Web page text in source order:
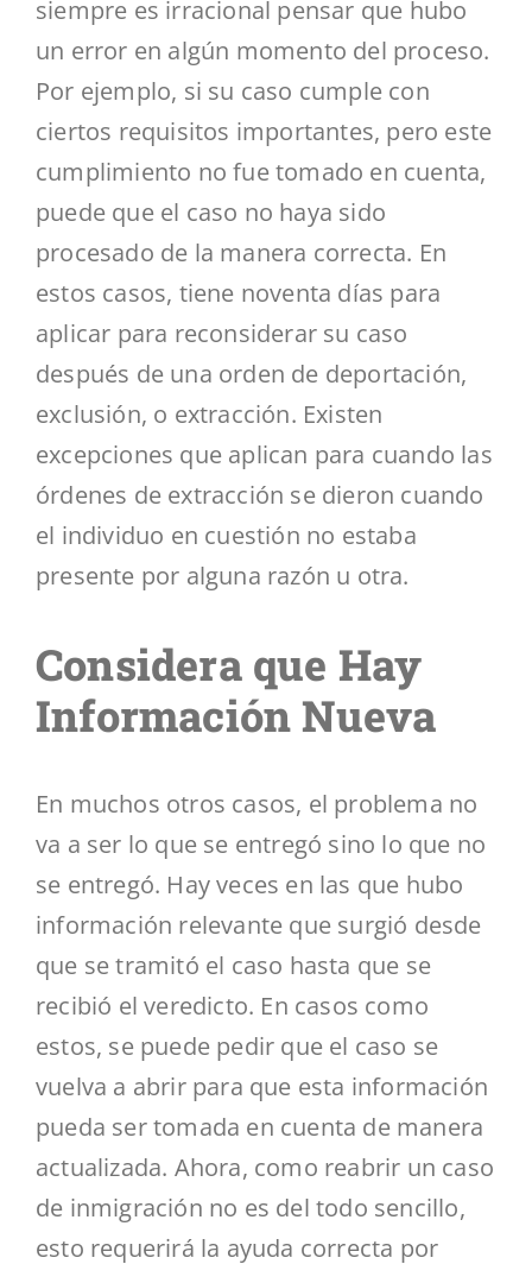
siempre es irracional pensar que hubo
un error en algún momento del proceso.
Por ejemplo, si su caso cumple con
ciertos requisitos importantes, pero este
cumplimiento no fue tomado en cuenta,
puede que el caso no haya sido
procesado de la manera correcta. En
estos casos, tiene noventa días para
aplicar para reconsiderar su caso
después de una orden de deportación,
exclusión, o extracción. Existen
excepciones que aplican para cuando las
órdenes de extracción se dieron cuando
el individuo en cuestión no estaba
presente por alguna razón u otra.
Considera que Hay
Información Nueva
En muchos otros casos, el problema no
va a ser lo que se entregó sino lo que no
se entregó. Hay veces en las que hubo
información relevante que surgió desde
que se tramitó el caso hasta que se
recibió el veredicto. En casos como
estos, se puede pedir que el caso se
vuelva a abrir para que esta información
pueda ser tomada en cuenta de manera
actualizada. Ahora, como reabrir un caso
de inmigración no es del todo sencillo,
esto requerirá la ayuda correcta por